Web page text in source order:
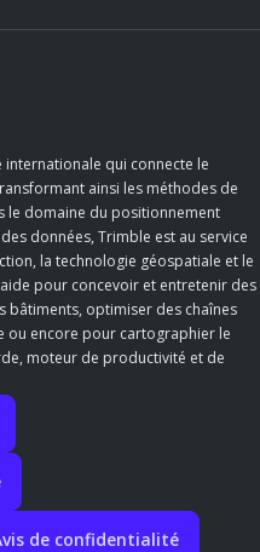
qui connecte le
ainsi les méthodes de
le domaine du positionnement
données, Trimble est au service
la technologie géospatiale et le
pour concevoir et entretenir des
bâtiments, optimiser des chaînes
ou encore pour cartographier le
moteur de productivité et de
de confidentialité